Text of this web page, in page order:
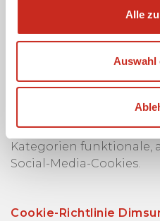
Alle
Auswahl
Cookies und
Die Website von
Cookies. Diese Cookies
Kategorien funktionale,
Social-Media-Cookies.
Cookie-Richtlinie